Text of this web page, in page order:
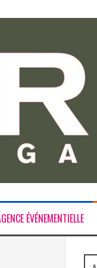
ÉVÉNEMENTIELLE